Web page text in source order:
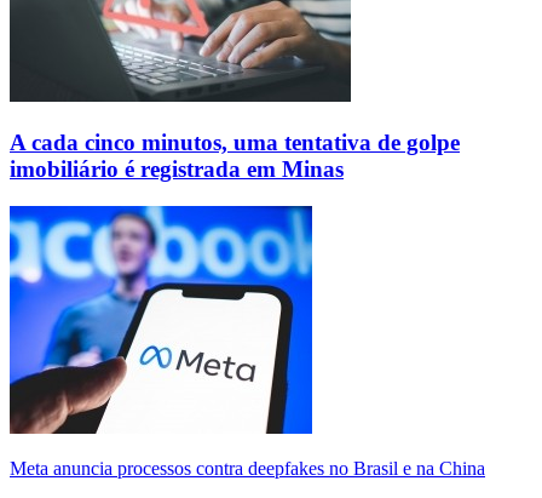
A cada cinco minutos, uma tentativa de golpe
imobiliário é registrada em Minas
Meta anuncia processos contra deepfakes no Brasil e na China